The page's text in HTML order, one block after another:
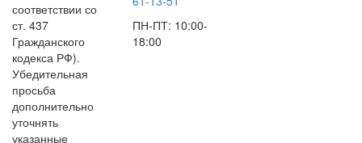
соответствии со
ст. 437
Гражданского
кодекса РФ).
Убедительная
просьба
дополнительно
уточнять
указанные
ПН-ПТ: 10:00-
18:00